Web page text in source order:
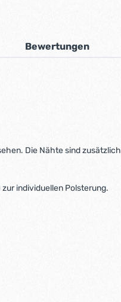
Bewertungen
Die Nähte sind
individuellen Polsterung.